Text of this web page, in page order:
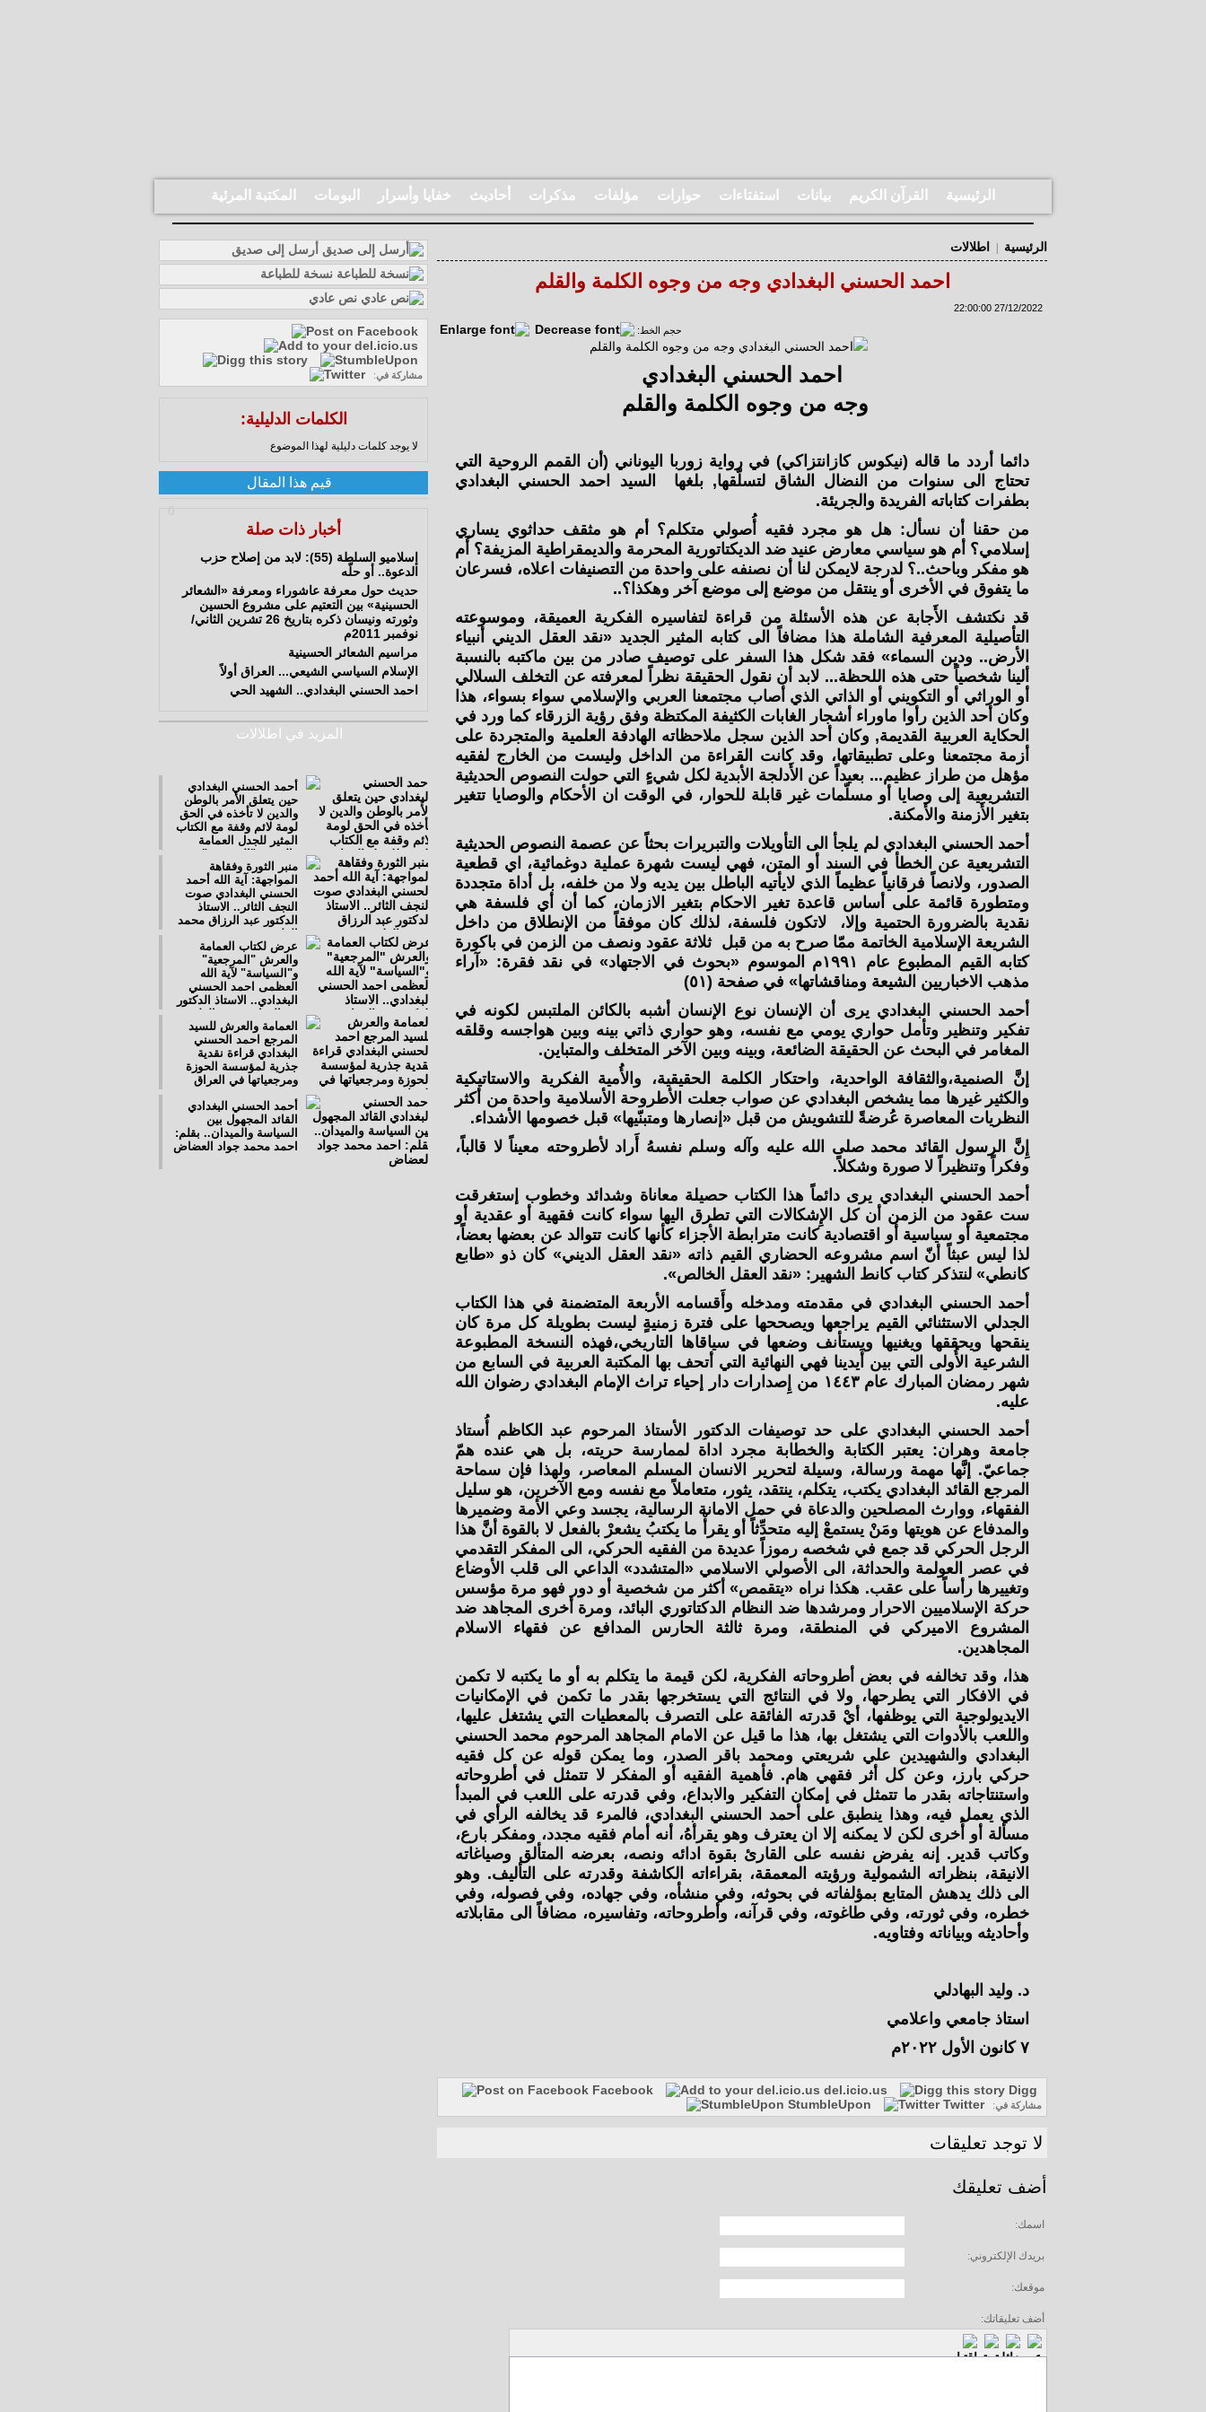
الرئيسية القرآن الكريم بيانات استفتاءات حوارات مؤلفات مذكرات أحاديث خفايا وأسرار البومات المكتبة المرئية
الرئيسية اطلالات
احمد الحسني البغدادي وجه من وجوه الكلمة والقلم
27/12/2022 22:00:00
حجم الخط:
احمد الحسني البغدادي
وجه من وجوه الكلمة والقلم
دائما أردد ما قاله (نيكوس كازانتزاكي) في رواية زوربا اليوناني (أن القمم الروحية التي
تحتاج الى سنوات من النضال الشاق لتسلّقها, بلغها السيد احمد الحسني البغدادي
بطفرات كتاباته الفريدة والجريئة.
من حقنا أن نسأل: هل هو مجرد فقيه أُصولي متكلم؟ أم هو مثقف حداثوي يساري
إسلامي؟ أم هو سياسي معارض عنيد ضد الديكتاتورية المحرمة والديمقراطية المزيفة؟ أَم
هو مفكر وباحث..؟ لدرجة لايمكن لنا أن نصنفه على واحدة من التصنيفات اعلاه، فسرعان
ما يتفوق في الأخرى أو ينتقل من موضع إلى موضع آخر وهكذا؟..
قد نكتشف الأَجابة عن هذه الأسئلة من قراءة لتفاسيره الفكرية العميقة، وموسوعته
التأصيلية المعرفية الشاملة هذا مضافاً الى كتابه المثير الجديد «نقد العقل الديني أنبياء
الأرض.. ودين السماء» فقد شكل هذا السفر على توصيف صادر من بين ماكتبه بالنسبة
ألينا شخصياً حتى هذه اللحظة... لابد أن نقول الحقيقة نظراً لمعرفته عن التخلف السلالي
أو الوراثي أو التكويني أو الذاتي الذي أصاب مجتمعنا العربي والإسلامي سواء بسواء، هذا
وكان أحد الذين رأوا ماوراء أشجار الغابات الكثيفة المكتظة وفق رؤية الزرقاء كما ورد في
الحكاية العربية القديمة, وكان أحد الذين سجل ملاحظاته الهادفة العلمية والمتجردة على
أزمة مجتمعنا وعلى تطبيقاتها، وقد كانت القراءة من الداخل وليست من الخارج لفقيه
مؤهل من طراز عظيم... بعيداً عن الأَدلجة الأبدية لكل شيءٍ التي حولت النصوص الحديثية
التشريعية إلى وصايا أو مسلّمات غير قابلة للحوار، في الوقت ان الأحكام والوصايا تتغير
بتغير الأَزمنة والأمكنة.
أحمد الحسني البغدادي لم يلجأ الى التأويلات والتبريرات بحثاً عن عصمة النصوص الحديثية
التشريعية عن الخطأ في السند أو المتن، فهي ليست شهرة عملية دوغمائية، اي قطعية
الصدور، ولانصاً فرقانياً عظيماً الذي لايأتيه الباطل بين يديه ولا من خلفه، بل أداة متجددة
ومتطورة قائمة على أساس قاعدة تغير الاحكام بتغير الازمان، كما أن أي فلسفة هي
نقدية بالضرورة الحتمية وإلا، لاتكون فلسفة، لذلك كان موفقاً من الإنطلاق من داخل
الشريعة الإسلامية الخاتمة ممّا صرح به من قبل ثلاثة عقود ونصف من الزمن في باكورة
كتابه القيم المطبوع عام ١٩٩١م الموسوم «بحوث في الاجتهاد» في نقد فقرة: «آراء
مذهب الاخباريين الشيعة ومناقشاتها» في صفحة (٥١)
أحمد الحسني البغدادي يرى أن الإنسان نوع الإنسان أشبه بالكائن الملتبس لكونه في
تفكير وتنظير وتأمل حواري يومي مع نفسه، وهو حواري ذاتي بينه وبين هواجسه وقلقه
المغامر في البحث عن الحقيقة الضائعة، وبينه وبين الآخر المتخلف والمتباين.
إنَّ الصنمية،والثقافة الواحدية، واحتكار الكلمة الحقيقية، والأُمية الفكرية والاستاتيكية
والكثير غيرها مما يشخص البغدادي عن صواب جعلت الأطروحة الأسلامية واحدة من أكثر
النظريات المعاصرة عُرضةً للتشويش من قبل «إنصارها ومتبنّيها» قبل خصومها الأشداء.
إِنَّ الرسول القائد محمد صلى الله عليه وآله وسلم نفسهُ أَراد لأطروحته معيناً لا قالباً،
وفكراً وتنظيراً لا صورة وشكلاً.
أحمد الحسني البغدادي يرى دائماً هذا الكتاب حصيلة معاناة وشدائد وخطوب إستغرقت
ست عقود من الزمن أن كل الإِشكالات التي تطرق اليها سواء كانت فقهية أو عقدية أو
مجتمعية أو سياسية أو اقتصادية كانت مترابطة الأجزاء كأنها كانت تتوالد عن بعضها بعضاً،
لذا ليس عبثاً أنّ اسم مشروعه الحضاري القيم ذاته «نقد العقل الديني» كان ذو «طابع
كانطي» لنتذكر كتاب كانط الشهير: «نقد العقل الخالص».
أحمد الحسني البغدادي في مقدمته ومدخله وأَقسامه الأربعة المتضمنة في هذا الكتاب
الجدلي الاستثنائي القيم يراجعها ويصححها على فترة زمنيةٍ ليست بطويلة كل مرة كان
ينقحها ويحققها ويغنيها ويستأنف وضعها في سياقاها التاريخي،فهذه النسخة المطبوعة
الشرعية الأُولى التي بين أَيدينا فهي النهائية التي أتحف بها المكتبة العربية في السابع من
شهر رمضان المبارك عام ١٤٤٣ من إِصدارات دار إحياء تراث الإمام البغدادي رضوان الله
عليه.
أحمد الحسني البغدادي على حد توصيفات الدكتور الأستاذ المرحوم عبد الكاظم أُستاذ
جامعة وهران: يعتبر الكتابة والخطابة مجرد اداة لممارسة حريته، بل هي عنده همّ
جماعيّ. إنَّها مهمة ورسالة، وسيلة لتحرير الانسان المسلم المعاصر، ولهذا فإن سماحة
المرجع القائد البغدادي يكتب، يتكلم، ينتقد، يثور، متعاملاً مع نفسه ومع الآخرين، هو سليل
الفقهاء، ووارث المصلحين والدعاة في حمل الامانة الرسالية، يجسد وعي الأمة وضميرها
والمدفاع عن هويتها ومَنْ يستمعْ إليه متحدِّثاً أو يقرأْ ما يكتبُ يشعرْ بالفعل لا بالقوة أنَّ هذا
الرجل الحركي قد جمع في شخصه رموزاً عديدة من الفقيه الحركي، الى المفكر التقدمي
في عصر العولمة والحداثة، الى الأصولي الاسلامي «المتشدد» الداعي الى قلب الأوضاع
وتغييرها رأساً على عقب. هكذا نراه «يتقمص» أكثر من شخصية أو دور فهو مرة مؤسس
حركة الإسلاميين الاحرار ومرشدها ضد النظام الدكتاتوري البائد، ومرة أخرى المجاهد ضد
المشروع الاميركي في المنطقة، ومرة ثالثة الحارس المدافع عن فقهاء الاسلام
المجاهدين.
هذا، وقد تخالفه في بعض أطروحاته الفكرية، لكن قيمة ما يتكلم به أو ما يكتبه لا تكمن
في الافكار التي يطرحها، ولا في النتائج التي يستخرجها بقدر ما تكمن في الإمكانيات
الايديولوجية التي يوظفها، أيْ قدرته الفائقة على التصرف بالمعطيات التي يشتغل عليها،
واللعب بالأدوات التي يشتغل بها، هذا ما قيل عن الامام المجاهد المرحوم محمد الحسني
البغدادي والشهيدين علي شريعتي ومحمد باقر الصدر، وما يمكن قوله عن كل فقيه
حركي بارز، وعن كل أثر فقهي هام. فأهمية الفقيه أو المفكر لا تتمثل في أطروحاته
واستنتاجاته بقدر ما تتمثل في إمكان التفكير والابداع، وفي قدرته على اللعب في المبدأ
الذي يعمل فيه، وهذا ينطبق على أحمد الحسني البغدادي، فالمرء قد يخالفه الرأي في
مسألة أو أُخرى لكن لا يمكنه إلا ان يعترف وهو يقرأهُ، أنه أمام فقيه مجدد، ومفكر بارع،
وكاتب قدير. إنه يفرض نفسه على القارئ بقوة ادائه ونصه، بعرضه المتألق وصياغاته
الانيقة، بنظراته الشمولية ورؤيته المعمقة، بقراءاته الكاشفة وقدرته على التأليف. وهو
الى ذلك يدهش المتابع بمؤلفاته في بحوثه، وفي منشأه، وفي جهاده، وفي فصوله، وفي
خطره، وفي ثورته، وفي طاغوته، وفي قرآنه، وأطروحاته، وتفاسيره، مضافاً الى مقابلاته
وأحاديثه وبياناته وفتاويه.
د. وليد البهادلي
استاذ جامعي واعلامي
٧ كانون الأول ٢٠٢٢م
Facebook del.icio.us
Digg
StumbleUpon
Twitter :مشاركة في
لا توجد تعليقات
أضف تعليقك
اسمك:
بريدك الإلكتروني:
موقعك:
أضف تعليقاتك:
أرسل إلى صديق
نسخة للطباعة
نص عادي
:مشاركة في
الكلمات الدليلية:
لا يوجد كلمات دليلية لهذا الموضوع
قيم هذا المقال
أخبار ذات صلة
إسلاميو السلطة (55): لابد من إصلاح حزب
الدعوة.. أو حلّه
حديث حول معرفة عاشوراء ومعرفة «الشعائر
الحسينية» بين التعتيم على مشروع الحسين
وثورته ونيسان ذكره بتاريخ 26 تشرين الثاني/
نوفمبر 2011م
مراسيم الشعائر الحسينية
الإسلام السياسي الشيعي... العراق أولاً
احمد الحسني البغدادي.. الشهيد الحي
المزيد في اطلالات
أحمد الحسني البغدادي
حين يتعلق الأَمر بالوطن
والدين لا تأخذه في الحق
لومة لائم وقفة مع الكتاب
المثير للجدل العمامة
والعرش "المرجعية"
و"السياسة".. الاستاذ عماد
الخفاجي
منبر الثورة وفقاهة
المواجهة: آية الله أحمد
الحسني البغدادي صوت
النجف الثائر.. الاستاذ
الدكتور عبد الرزاق محمد
الدليمي
عرض لكتاب العمامة
والعرش "المرجعية"
و"السياسة" لآية الله
العظمى احمد الحسني
البغدادي.. الاستاذ الدكتور
عبدالرزاق محمد الدليمي
العمامة والعرش للسيد
المرجع احمد الحسني
البغدادي قراءة نقدية
جذرية لمؤسسة الحوزة
ومرجعياتها في العراق
أحمد الحسني البغدادي
القائد المجهول بين
السياسة والميدان.. بقلم:
احمد محمد جواد العضاض